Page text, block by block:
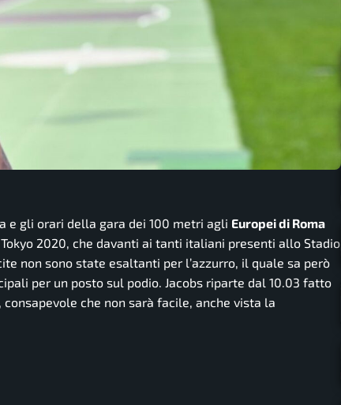
e gli orari della gara dei 100 metri agli Europei di Roma
2020, che davanti ai tanti italiani presenti allo Stadio
non sono state esaltanti per l’azzurro, il quale sa però
per un posto sul podio. Jacobs riparte dal 10.03 fatto
che non sarà facile, anche vista la